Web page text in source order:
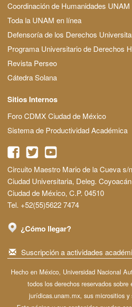
Coordinación de Humanidades UNAM
Toda la UNAM en línea
Defensoría de los Derechos
Programa Universitario de Derechos
Revista Perseo
Cátedra Solana
Sitios Internos
Foro CDMX Ciudad de México
Sistema de Productividad Académica
Circuito Maestro Mario de la Cueva s/n
Ciudad Universitaria, Deleg. Coyoacán
Ciudad de México, C.P. 04510
Tel. +52(55)5622 7474
¿Cómo llegar?
Suscripción a actividades
Hecho en México, Universidad Nacional
todos los derechos reservados
jurídicas.unam.mx, sus micrositios y